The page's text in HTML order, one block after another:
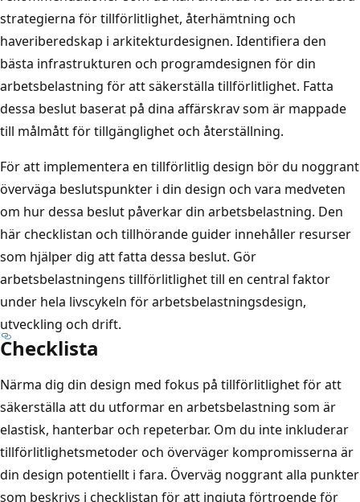
strategierna för tillförlitlighet, återhämtning och
haveriberedskap i arkitekturdesignen. Identifiera den
bästa infrastrukturen och programdesignen för din
arbetsbelastning för att säkerställa tillförlitlighet. Fatta
dessa beslut baserat på dina affärskrav som är mappade
till målmått för tillgänglighet och återställning.
För att implementera en tillförlitlig design bör du noggrant
överväga beslutspunkter i din design och vara medveten
om hur dessa beslut påverkar din arbetsbelastning. Den
här checklistan och tillhörande guider innehåller resurser
som hjälper dig att fatta dessa beslut. Gör
arbetsbelastningens tillförlitlighet till en central faktor
under hela livscykeln för arbetsbelastningsdesign,
utveckling och drift.
Checklista
Närma dig din design med fokus på tillförlitlighet för att
säkerställa att du utformar en arbetsbelastning som är
elastisk, hanterbar och repeterbar. Om du inte inkluderar
tillförlitlighetsmetoder och överväger kompromisserna är
din design potentiellt i fara. Överväg noggrant alla punkter
som beskrivs i checklistan för att ingjuta förtroende för